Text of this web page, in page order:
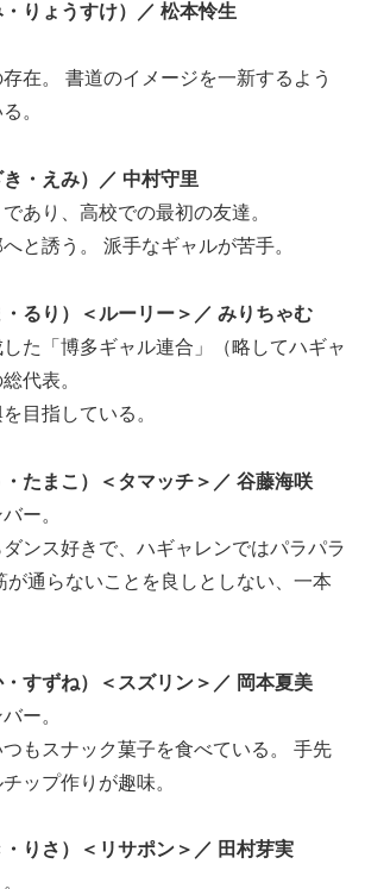
りょうすけ）／ 松本怜生
在。 書道のイメージを一新するよう
。
・えみ）／ 中村守里
あり、高校での最初の友達。
と誘う。 派手なギャルが苦手。
るり）＜ルーリー＞／ みりちゃむ
た「博多ギャル連合」（略してハギャ
代表。
目指している。
たまこ）＜タマッチ＞／ 谷藤海咲
ー。
ンス好きで、ハギャレンではパラパラ
が通らないことを良しとしない、一本
すずね）＜スズリン＞／ 岡本夏美
ー。
もスナック菓子を食べている。 手先
ップ作りが趣味。
りさ）＜リサポン＞／ 田村芽実